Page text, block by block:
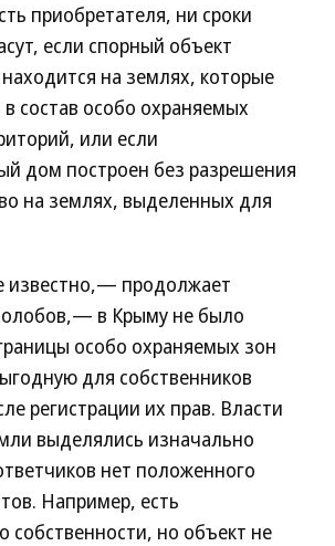
приобретателя, ни сроки
если спорный объект
на землях, которые
состав особо охраняемых
или если
дом построен без разрешения
на землях, выделенных для
известно,— продолжает
в Крыму не было
особо охраняемых зон
для собственников
регистрации их прав. Власти
выделялись изначально
нет положенного
Например, есть
собственности, но объект не